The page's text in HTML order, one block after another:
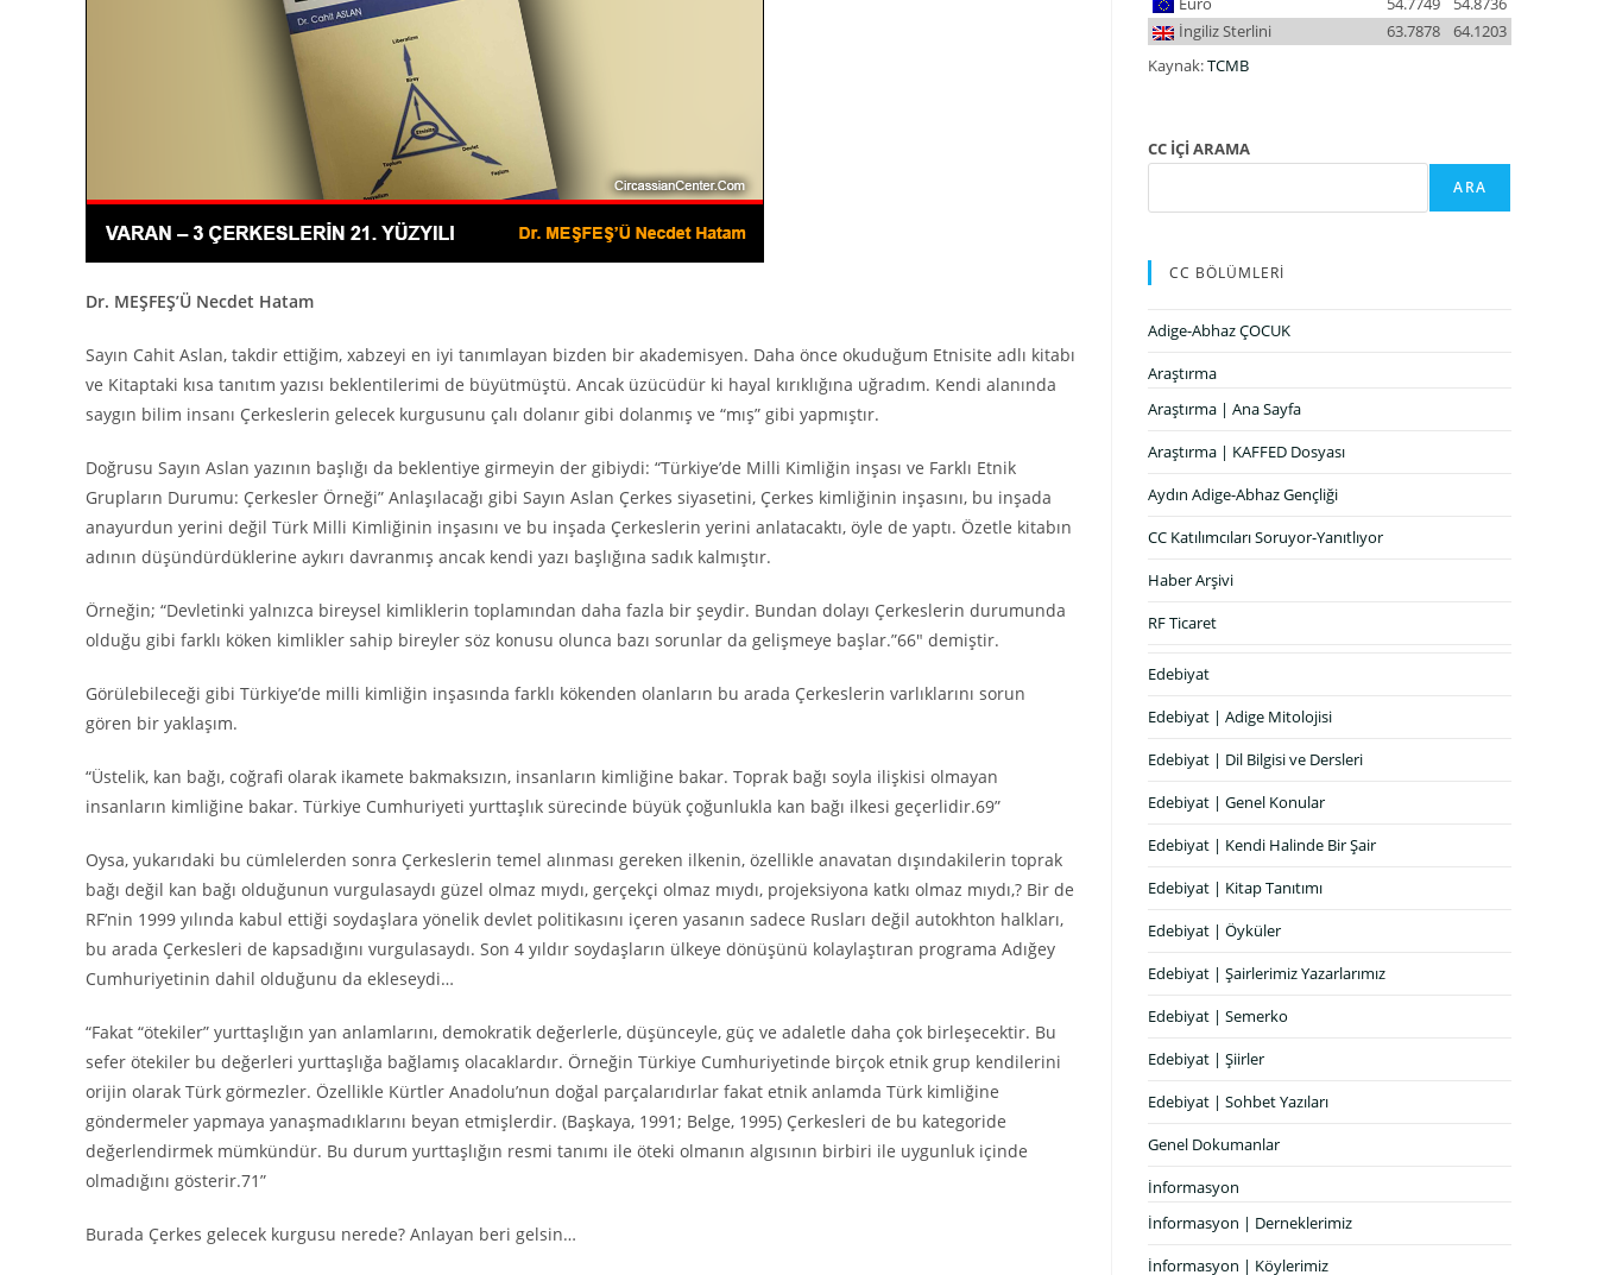
Dr. MEŞFEŞ’Ü Necdet Hatam
Sayın Cahit Aslan, takdir ettiğim, xabzeyi en iyi tanımlayan bizden bir akademisyen. Daha önce okuduğum Etnisite adlı kitabı
ve Kitaptaki kısa tanıtım yazısı beklentilerimi de büyütmüştü. Ancak üzücüdür ki hayal kırıklığına uğradım. Kendi alanında
saygın bilim insanı Çerkeslerin gelecek kurgusunu çalı dolanır gibi dolanmış ve “mış” gibi yapmıştır.
Doğrusu Sayın Aslan yazının başlığı da beklentiye girmeyin der gibiydi: “Türkiye’de Milli Kimliğin inşası ve Farklı Etnik
Grupların Durumu: Çerkesler Örneği” Anlaşılacağı gibi Sayın Aslan Çerkes siyasetini, Çerkes kimliğinin inşasını, bu inşada
anayurdun yerini değil Türk Milli Kimliğinin inşasını ve bu inşada Çerkeslerin yerini anlatacaktı, öyle de yaptı. Özetle kitabın
adının düşündürdüklerine aykırı davranmış ancak kendi yazı başlığına sadık kalmıştır.
Örneğin; “Devletinki yalnızca bireysel kimliklerin toplamından daha fazla bir şeydir. Bundan dolayı Çerkeslerin durumunda
olduğu gibi farklı köken kimlikler sahip bireyler söz konusu olunca bazı sorunlar da gelişmeye başlar.”66″ demiştir.
Görülebileceği gibi Türkiye’de milli kimliğin inşasında farklı kökenden olanların bu arada Çerkeslerin varlıklarını sorun
gören bir yaklaşım.
“Üstelik, kan bağı, coğrafi olarak ikamete bakmaksızın, insanların kimliğine bakar. Toprak bağı soyla ilişkisi olmayan
insanların kimliğine bakar. Türkiye Cumhuriyeti yurttaşlık sürecinde büyük çoğunlukla kan bağı ilkesi geçerlidir.69”
Oysa, yukarıdaki bu cümlelerden sonra Çerkeslerin temel alınması gereken ilkenin, özellikle anavatan dışındakilerin toprak
bağı değil kan bağı olduğunun vurgulasaydı güzel olmaz mıydı, gerçekçi olmaz mıydı, projeksiyona katkı olmaz mıydı,? Bir de
RF’nin 1999 yılında kabul ettiği soydaşlara yönelik devlet politikasını içeren yasanın sadece Rusları değil autokhton halkları,
bu arada Çerkesleri de kapsadığını vurgulasaydı. Son 4 yıldır soydaşların ülkeye dönüşünü kolaylaştıran programa Adığey
Cumhuriyetinin dahil olduğunu da ekleseydi…
“Fakat “ötekiler” yurttaşlığın yan anlamlarını, demokratik değerlerle, düşünceyle, güç ve adaletle daha çok birleşecektir. Bu
sefer ötekiler bu değerleri yurttaşlığa bağlamış olacaklardır. Örneğin Türkiye Cumhuriyetinde birçok etnik grup kendilerini
orijin olarak Türk görmezler. Özellikle Kürtler Anadolu’nun doğal parçalarıdırlar fakat etnik anlamda Türk kimliğine
göndermeler yapmaya yanaşmadıklarını beyan etmişlerdir. (Başkaya, 1991; Belge, 1995) Çerkesleri de bu kategoride
değerlendirmek mümkündür. Bu durum yurttaşlığın resmi tanımı ile öteki olmanın algısının birbiri ile uygunluk içinde
olmadığını gösterir.71”
Burada Çerkes gelecek kurgusu nerede? Anlayan beri gelsin…
İngiliz Sterlini
64.1203
63.7878
Kaynak:TCMB
CC İÇİ ARAMA
ARA
CC BÖLÜMLERİ
Adige-Abhaz ÇOCUK
Araştırma
Araştırma | Ana Sayfa
Araştırma | KAFFED Dosyası
Aydın Adige-Abhaz Gençliği
CC Katılımcıları Soruyor-Yanıtlıyor
Haber Arşivi
RF Ticaret
Edebiyat
Edebiyat | Adige Mitolojisi
Edebiyat | Dil Bilgisi ve Dersleri
Edebiyat | Genel Konular
Edebiyat | Kendi Halinde Bir Şair
Edebiyat | Kitap Tanıtımı
Edebiyat | Öyküler
Edebiyat | Şairlerimiz Yazarlarımız
Edebiyat | Semerko
Edebiyat | Şiirler
Edebiyat | Sohbet Yazıları
Genel Dokumanlar
İnformasyon
İnformasyon | Derneklerimiz
İnformasyon | Köylerimiz